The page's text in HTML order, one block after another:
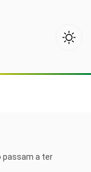
passam a ter